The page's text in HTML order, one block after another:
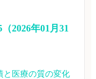
2026年01月31
と医療の質の変化